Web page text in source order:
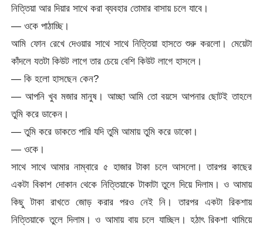
নিত্তিয়া আর দিয়ার সাথে করা ব্যবহার তোমার বাসায় চলে যাবে।
— ওকে পাঠাচ্ছি।
আমি ফোন রেখে দেওয়ার সাথে সাথে নিত্তিয়া হাসতে শুরু করলো। মেয়েটা
কাঁদলে যতটা কিউট লাগে তার চেয়ে বেশি কিউট লাগে হাসলে।
— কি হলো হাসছেন কেন?
— আপনি খুব মজার মানুষ। আচ্ছা আমি তো বয়সে আপনার ছোটই তাহলে
তুমি করে ডাকেন।
— তুমি করে ডাকতে পারি যদি তুমি আমায় তুমি করে ডাকো।
— ওকে।
সাথে সাথে আমার নাম্বারে ৫ হাজার টাকা চলে আসলো। তারপর কাছের
একটা বিকাশ দোকান থেকে নিত্তিয়াকে টাকাটা তুলে দিয়ে দিলাম। ও আমায়
কিছু টাকা রাখতে জোড় করার পরও নেই নি। তারপর একটা রিকশায়
নিত্তিয়াকে তুলে দিলাম। ও আমায় বায় চলে যাচ্ছিল। হঠাৎ রিকশা থামিয়ে